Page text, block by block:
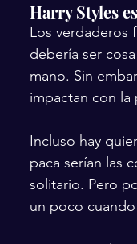
Harry Styles
Los verdaderos
debería ser
mano. Sin
impactan con la
Incluso hay
paca serían las
solitario. Pero
un poco